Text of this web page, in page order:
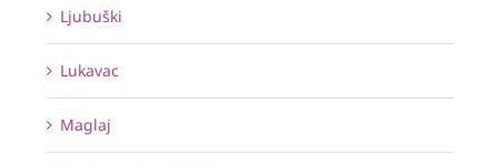
Ljubuški
Lukavac
Maglaj